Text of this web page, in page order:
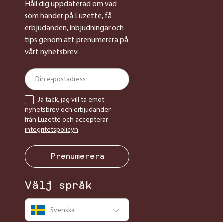
Håll dig uppdaterad om vad
som händer på Luzette, få
erbjudanden, inbjudningar och
tips genom att prenumerera på
vårt nyhetsbrev.
Ja tack, jag vill ta emot
nyhetsbrev och erbjudanden
från Luzette och accepterar
integritetspolicyn.
Prenumerera
Välj språk
Svenska